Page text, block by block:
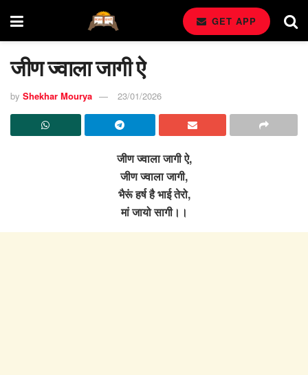
GET APP
जीण ज्वाला जागी ऐ
by Shekhar Mourya 23/01/2026
जीण ज्वाला जागी ऐ,
जीण ज्वाला जागी,
भैरूं हर्ष है भाई तेरो,
मां जायो सागी।।